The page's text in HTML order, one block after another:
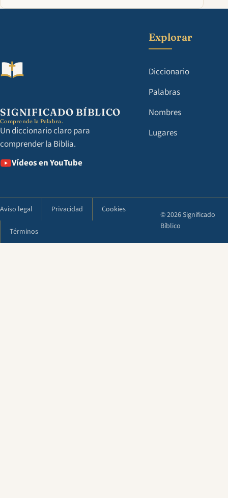
SIGNIFICADO BÍBLICO
Comprende la Palabra.
Un diccionario claro para
comprender la Biblia.
Vídeos en YouTube
Explorar
Diccionario
Palabras
Nombres
Lugares
Aviso legal Privacidad Cookies
Términos
© 2026 Significado
Bíblico